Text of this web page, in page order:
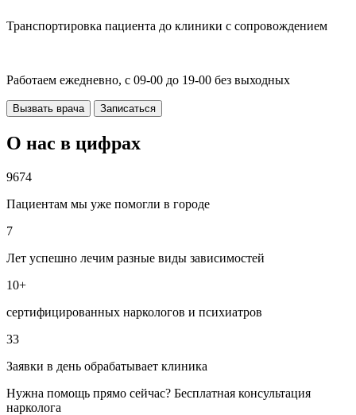
Транспортировка пациента до клиники с сопровождением
Работаем ежедневно, с 09-00 до 19-00 без выходных
Вызвать врача Записаться
О нас в цифрах
9674
Пациентам мы уже помогли в городе
7
Лет успешно лечим разные виды зависимостей
10+
сертифицированных наркологов и психиатров
33
Заявки в день обрабатывает клиника
Нужна помощь прямо сейчас? Бесплатная консультация
нарколога